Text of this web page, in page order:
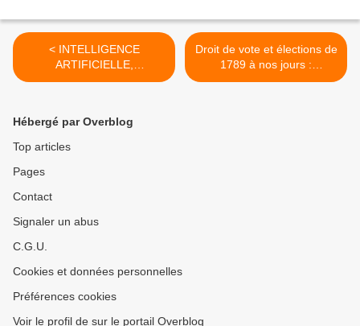
< INTELLIGENCE
ARTIFICIELLE,
TRANSHUMANISME,
exposition à imprimer
Droit de vote et élections de
1789 à nos jours :
exposition à louer (à
Hébergé par Overblog
Top articles
Pages
Contact
Signaler un abus
C.G.U.
Cookies et données personnelles
Préférences cookies
Voir le profil de sur le portail Overblog